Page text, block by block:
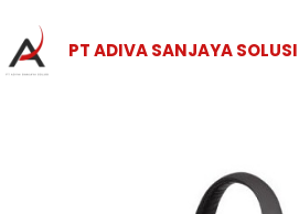
to
content
PT ADIVA SANJAYA SOLUSI